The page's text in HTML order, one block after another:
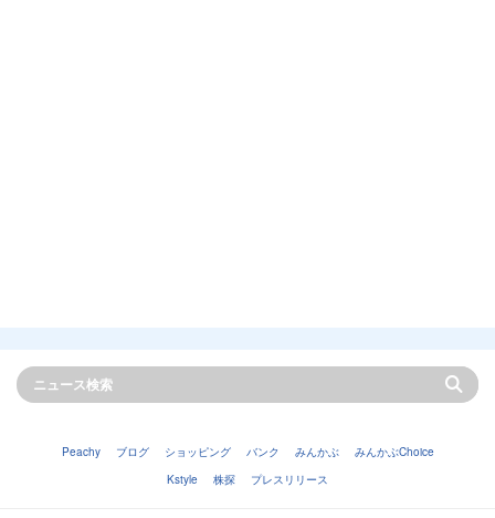
Peachy ブログ ショッピング バンク みんかぶ
みんかぶChoice
Kstyle
株探 プレスリリース